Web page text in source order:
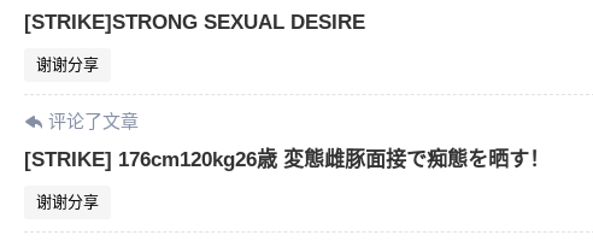
[STRIKE]STRONG SEXUAL DESIRE
谢谢分享
评论了文章
[STRIKE] 176cm120kg26歳 変態雌豚面接で痴態を晒す！
谢谢分享